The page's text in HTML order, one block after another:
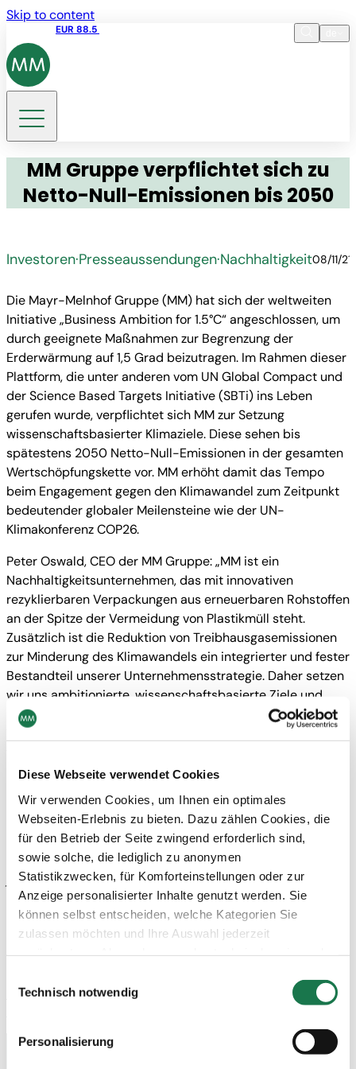
Diese Webseite verwendet Cookies
Wir verwenden Cookies, um Ihnen ein optimales
Webseiten-Erlebnis zu bieten. Dazu zählen Cookies, die
für den Betrieb der Seite zwingend erforderlich sind,
sowie solche, die lediglich zu anonymen
Statistikzwecken, für Komforteinstellungen oder zur
Anzeige personalisierter Inhalte genutzt werden. Sie
können selbst entscheiden, welche Kategorien Sie
zulassen möchten und Ihre Auswahl jederzeit
denen Sie gemäß Artikel 6 Abs. 1 lit. a Datenschutz-
Grundverordnung (DSGVO) zugestimmt haben. Bitte
womöglich nicht mehr alle Funktionalitäten der Seite zur
Technisch notwendig
Personalisierung
Skip to content
EUR 88.5
MM Gruppe verpflichtet sich zu
Netto-Null-Emissionen bis 2050
Investoren·Presseaussendungen·Nachhaltigkeit08/11/21
Die Mayr-Melnhof Gruppe (MM) hat sich der weltweiten
Initiative „Business Ambition for 1.5°C“ angeschlossen, um
durch geeignete Maßnahmen zur Begrenzung der
Erderwärmung auf 1,5 Grad beizutragen. Im Rahmen dieser
Plattform, die unter anderen vom UN Global Compact und
der Science Based Targets Initiative (SBTi) ins Leben
gerufen wurde, verpflichtet sich MM zur Setzung
wissenschaftsbasierter Klimaziele. Diese sehen bis
spätestens 2050 Netto-Null-Emissionen in der gesamten
Wertschöpfungskette vor. MM erhöht damit das Tempo
beim Engagement gegen den Klimawandel zum Zeitpunkt
bedeutender globaler Meilensteine wie der UN-
Klimakonferenz COP26.
Peter Oswald, CEO der MM Gruppe: „MM ist ein
Nachhaltigkeitsunternehmen, das mit innovativen
rezyklierbaren Verpackungen aus erneuerbaren Rohstoffen
an der Spitze der Vermeidung von Plastikmüll steht.
Zusätzlich ist die Reduktion von Treibhausgasemissionen
zur Minderung des Klimawandels ein integrierter und fester
Bestandteil unserer Unternehmensstrategie. Daher setzen
wir uns ambitionierte, wissenschaftsbasierte Ziele und
beteiligen uns aktiv an der Initiative Business Ambition for
1.5°C, um gemeinsam klimaverträgliches Wirtschaften
MM ist Europas führender Produzent von Karton und
Faltschachteln mit einem attraktiven Angebot bei
Uncoated Fine Papers und Packaging Kraft Papers. Im
Fokus stehen nachhaltige und innovative faserbasierte
Verpackungslösungen. MM erwirtschaftet inklusive der
jüngsten Akquisitionen Umsatzerlöse von rund 3,2 Mrd. EUR
und beschäftigt rund 12.500 Mitarbeiterinnen und
Mitarbeiter.
Downloads
Download